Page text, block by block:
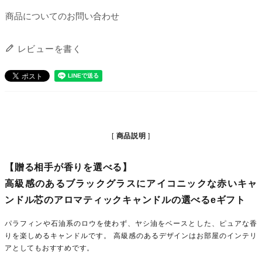
商品についてのお問い合わせ
レビューを書く
商品説明
【贈る相手が香りを選べる】
高級感のあるブラックグラスにアイコニックな赤いキャ
ンドル芯のアロマティックキャンドルの選べるeギフト
パラフィンや石油系のロウを使わず、ヤシ油をベースとした、ピュアな香
りを楽しめるキャンドルです。 高級感のあるデザインはお部屋のインテリ
アとしてもおすすめです。